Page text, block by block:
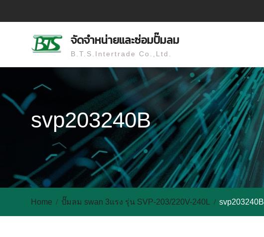
จัดจำหน่ายและซ่อมปั๊มลม
B.T.S.Intertrade Co.,Ltd.
svp203240B
Home ปั๊มลม swan 3แรง รุ่น SVP-203/220V-240L svp203240B